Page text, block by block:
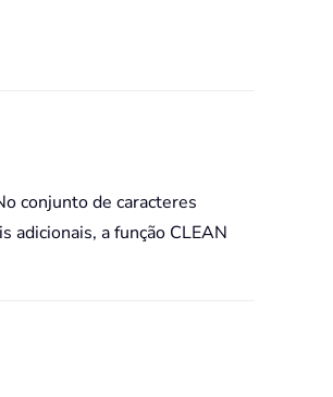
conjunto de caracteres
a função CLEAN